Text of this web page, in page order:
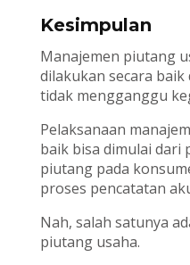
Kesimpulan
Manajemen piutang
dilakukan secara
tidak mengganggu
Pelaksanaan
baik bisa dimulai dari
piutang pada
proses pencatatan
Nah, salah satunya
piutang usaha.